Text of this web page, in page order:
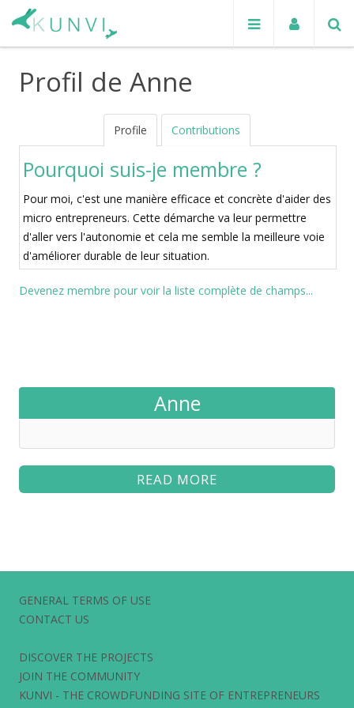
Profil de Anne
Profile Contributions
Pourquoi suis-je membre ?
Pour moi, c'est une manière efficace et concrète d'aider des
micro entrepreneurs. Cette démarche va leur permettre
d'aller vers l'autonomie et cela me semble la meilleure voie
d'améliorer durable de leur situation.
Devenez membre pour voir la liste complète de champs...
Anne
READ MORE
GENERAL TERMS OF USE
CONTACT US
DISCOVER THE PROJECTS
JOIN THE COMMUNITY
KUNVI - THE CROWDFUNDING SITE OF ENTREPRENEURS